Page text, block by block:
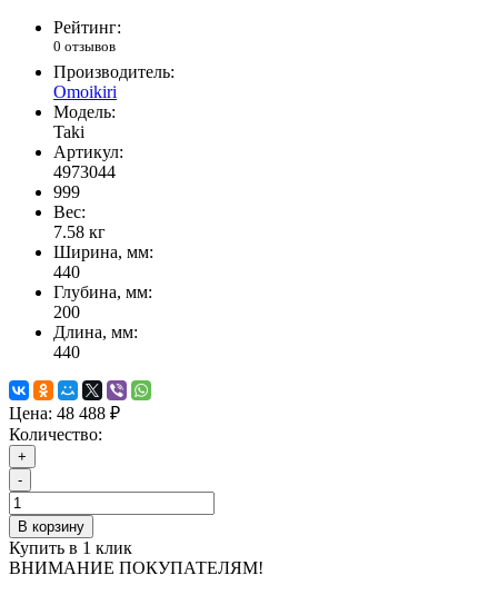
Рейтинг:
0 отзывов
Производитель:
Omoikiri
Модель:
Taki
Артикул:
4973044
999
Вес:
7.58 кг
Ширина, мм:
440
Глубина, мм:
200
Длина, мм:
440
Цена: 48 488 ₽
Количество:
+
-
В корзину
Купить в 1 клик
ВНИМАНИЕ ПОКУПАТЕЛЯМ!